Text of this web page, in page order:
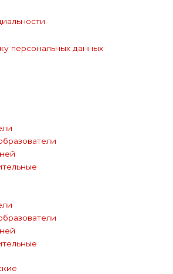
персональных данных